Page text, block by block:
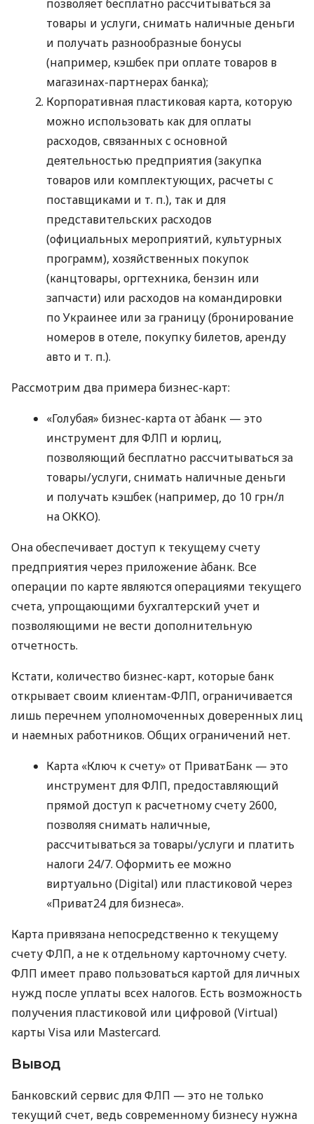
позволяет бесплатно рассчитываться за
товары и услуги, снимать наличные деньги
и получать разнообразные бонусы
(например, кэшбек при оплате товаров в
магазинах-партнерах банка);
Корпоративная пластиковая карта, которую
можно использовать как для оплаты
расходов, связанных с основной
деятельностью предприятия (закупка
товаров или комплектующих, расчеты с
поставщиками и т. п.), так и для
представительских расходов
(официальных мероприятий, культурных
программ), хозяйственных покупок
(канцтовары, оргтехника, бензин или
запчасти) или расходов на командировки
по Украинее или за границу (бронирование
номеров в отеле, покупку билетов, аренду
авто и т. п.).
Рассмотрим два примера бизнес-карт:
«Голубая» бизнес-карта от àбанк — это
инструмент для ФЛП и юрлиц,
позволяющий бесплатно рассчитываться за
товары/услуги, снимать наличные деньги
и получать кэшбек (например, до 10 грн/л
на ОККО).
Она обеспечивает доступ к текущему счету
предприятия через приложение àбанк. Все
операции по карте являются операциями текущего
счета, упрощающими бухгалтерский учет и
позволяющими не вести дополнительную
отчетность.
Кстати, количество бизнес-карт, которые банк
открывает своим клиентам-ФЛП, ограничивается
лишь перечнем уполномоченных доверенных лиц
и наемных работников. Общих ограничений нет.
Карта «Ключ к счету» от ПриватБанк — это
инструмент для ФЛП, предоставляющий
прямой доступ к расчетному счету 2600,
позволяя снимать наличные,
рассчитываться за товары/услуги и платить
налоги 24/7. Оформить ее можно
виртуально (Digital) или пластиковой через
«Приват24 для бизнеса».
Карта привязана непосредственно к текущему
счету ФЛП, а не к отдельному карточному счету.
ФЛП имеет право пользоваться картой для личных
нужд после уплаты всех налогов. Есть возможность
получения пластиковой или цифровой (Virtual)
карты Visa или Mastercard.
Вывод
Банковский сервис для ФЛП — это не только
текущий счет, ведь современному бизнесу нужна